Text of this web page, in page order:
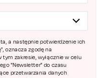
a następnie potwierdzenie ich
oznacza zgodę na
zakresie, wyłącznie w celu
"Newsletter" do czasu
przetwarzania danych